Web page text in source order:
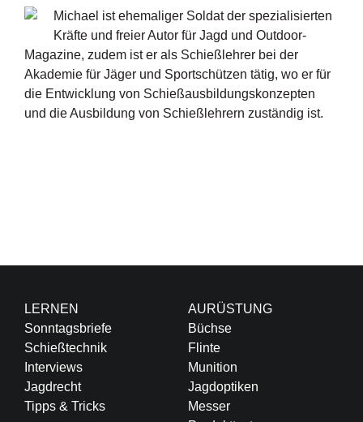
Michael ist ehemaliger Soldat der spezialisierten
Kräfte und freier Autor für Jagd und Outdoor-
Magazine, zudem ist er als Schießlehrer bei der
Akademie für Jäger und Sportschützen tätig, wo er für
die Entwicklung von Schießausbildungskonzepten
und die Ausbildung von Schießlehrern zuständig ist.
LERNEN
Sonntagsbriefe
Schießtechnik
Interviews
Jagdrecht
Tipps & Tricks
AURÜSTUNG
Büchse
Flinte
Munition
Jagdoptiken
Messer